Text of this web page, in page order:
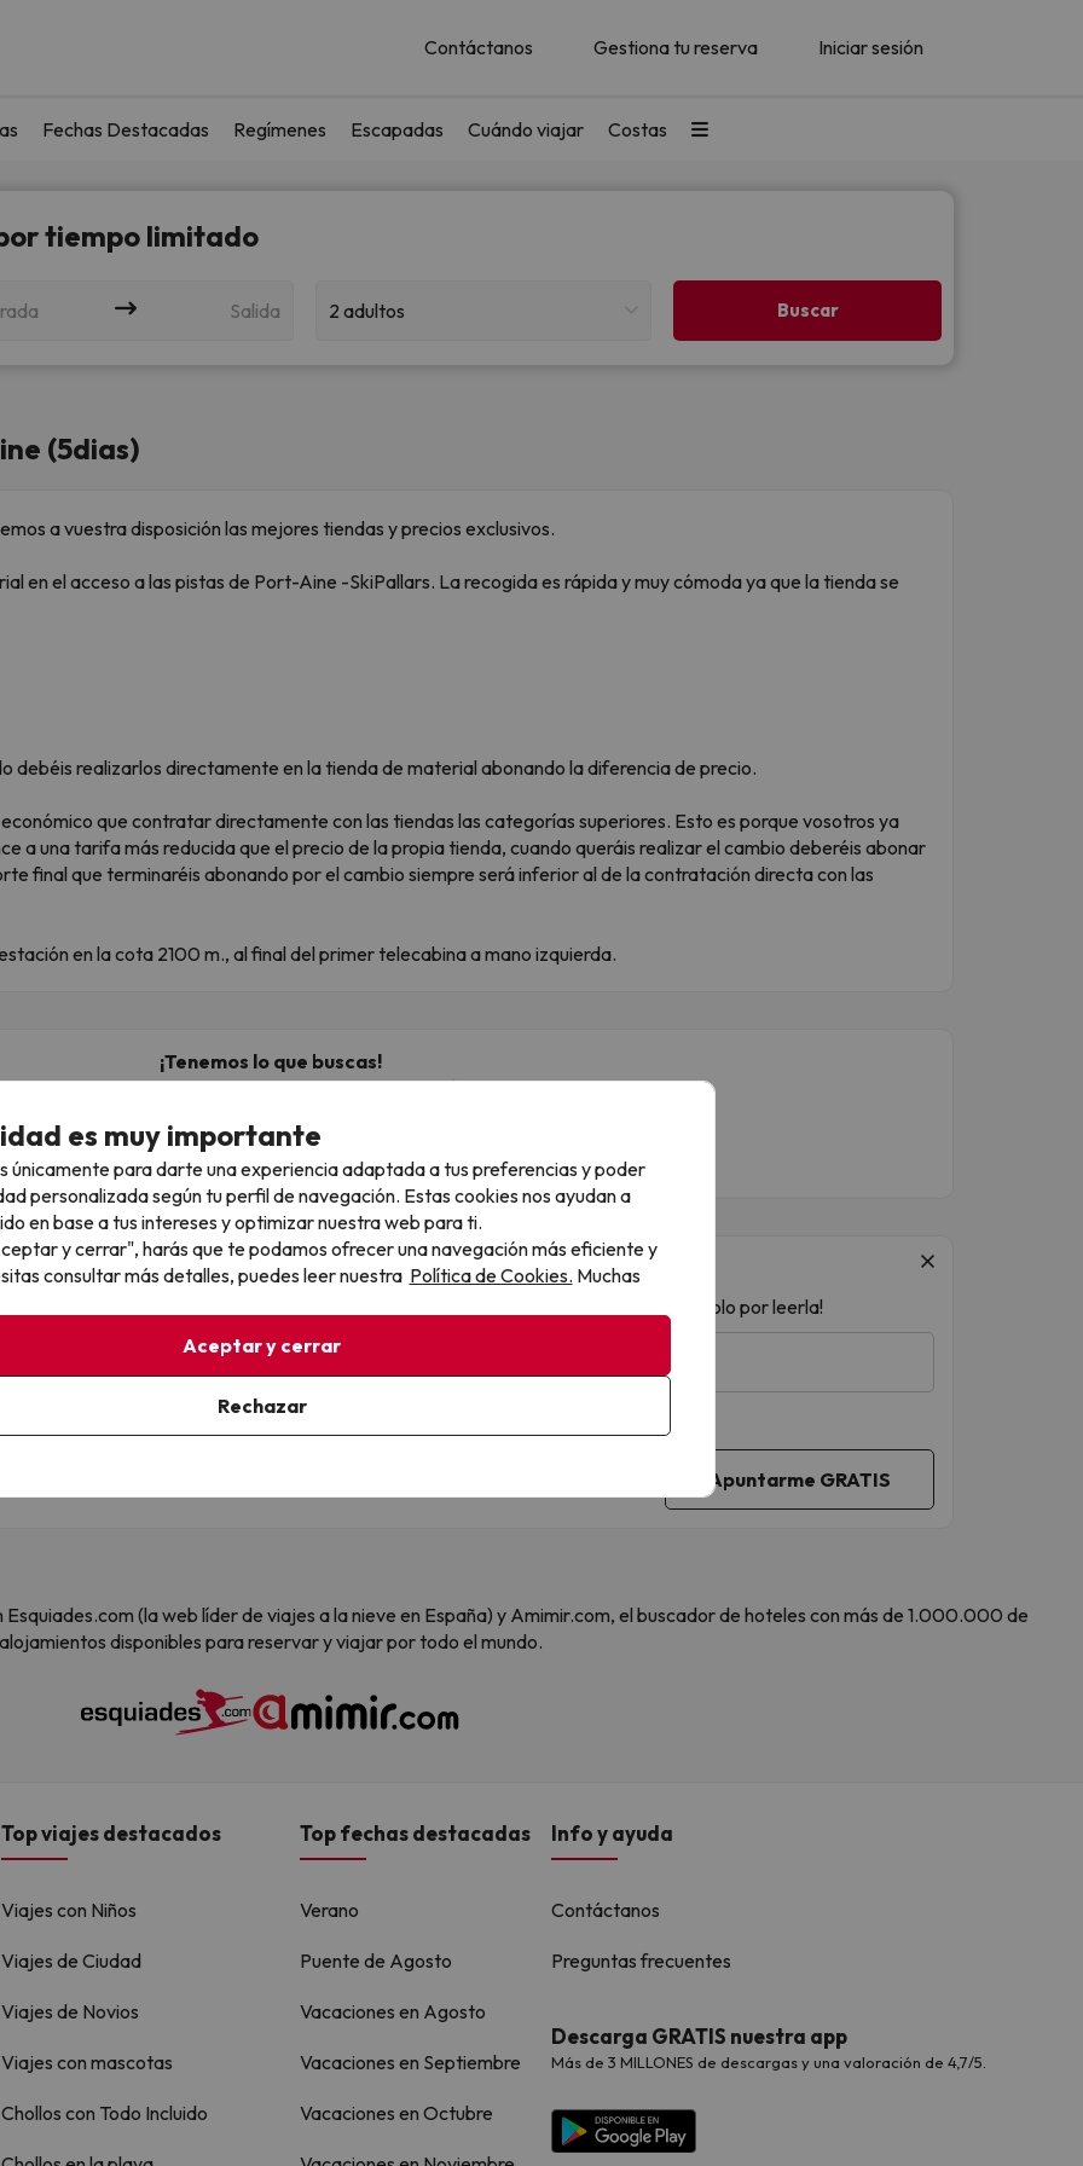
Contáctanos Gestiona tu reserva Iniciar sesión
Fechas Destacadas Regímenes Escapadas Cuándo viajar Costas
tiempo limitado
Salida 2 adultos
(5dias)
a vuestra disposición las mejores tiendas y precios exclusivos.
en el acceso a las pistas de Port-Aine -SkiPallars. La recogida es rápida y muy cómoda ya que la tienda se
debéis realizarlos directamente en la tienda de material abonando la diferencia de precio.
que contratar directamente con las tiendas las categorías superiores. Esto es porque vosotros ya
a una tarifa más reducida que el precio de la propia tienda, cuando queráis realizar el cambio deberéis abonar
final que terminaréis abonando por el cambio siempre será inferior al de la contratación directa con las
en la cota 2100 m., al final del primer telecabina a mano izquierda.
¡Tenemos lo que buscas!
Explora nuestra web para descubrir chollos increíbles
Ver todos los chollos
de personas ya la reciben
a nuestra newsletter con los mejores chollos, trucos de viajes y ¡acceso a sorteos solo por leerla!
confirmas estar de acuerdo con laPolítica de Privacidad
(la web líder de viajes a la nieve en España) y Amimir.com, el buscador de hoteles con más de 1.000.000 de
alojamientos disponibles para reservar y viajar por todo el mundo.
Top viajes destacados
Viajes con Niños
Viajes de Ciudad
Viajes de Novios
Viajes con mascotas
Chollos con Todo Incluido
Top fechas destacadas
Verano
Puente de Agosto
Vacaciones en Agosto
Vacaciones en Septiembre
Vacaciones en Octubre
Info y ayuda
Contáctanos
Preguntas frecuentes
Descarga GRATIS nuestra app
Más de 3 MILLONES de descargas y una valoración de 4,7/5.
es muy importante
únicamente para darte una experiencia adaptada a tus preferencias y poder
personalizada según tu perfil de navegación. Estas cookies nos ayudan a
en base a tus intereses y optimizar nuestra web para ti.
y cerrar", harás que te podamos ofrecer una navegación más eficiente y
consultar más detalles, puedes leer nuestra Política de Cookies. Muchas
Aceptar y cerrar
Rechazar